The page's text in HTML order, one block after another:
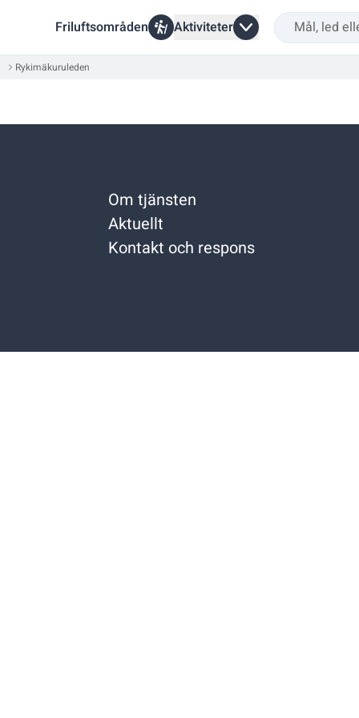
Friluftsområden Aktiviteter
Rykimäkuruleden
Om tjänsten
Aktuellt
Kontakt och respons